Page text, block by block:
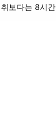
보다는 8시